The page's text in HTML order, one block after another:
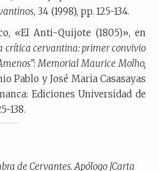
, 34 (1998), pp. 125-134.
«El Anti-Quijote (1805)», en
crítica cervantina: primer convivio
Memorial Maurice Molho,
Pablo y José Maria Casasayas
Ediciones Universidad de
138.
de Cervantes. Apólogo [Carta